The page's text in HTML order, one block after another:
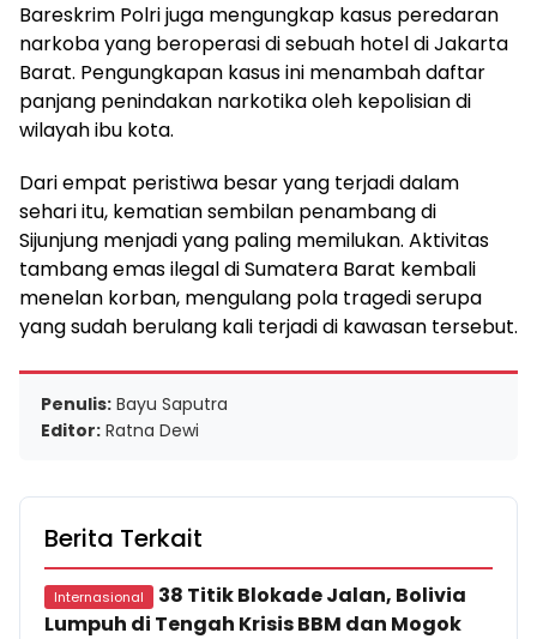
Bareskrim Polri juga mengungkap kasus peredaran
narkoba yang beroperasi di sebuah hotel di Jakarta
Barat. Pengungkapan kasus ini menambah daftar
panjang penindakan narkotika oleh kepolisian di
wilayah ibu kota.
Dari empat peristiwa besar yang terjadi dalam
sehari itu, kematian sembilan penambang di
Sijunjung menjadi yang paling memilukan. Aktivitas
tambang emas ilegal di Sumatera Barat kembali
menelan korban, mengulang pola tragedi serupa
yang sudah berulang kali terjadi di kawasan tersebut.
Penulis: Bayu Saputra
Editor: Ratna Dewi
Berita Terkait
Internasional
38 Titik Blokade Jalan, Bolivia
Lumpuh di Tengah Krisis BBM dan Mogok